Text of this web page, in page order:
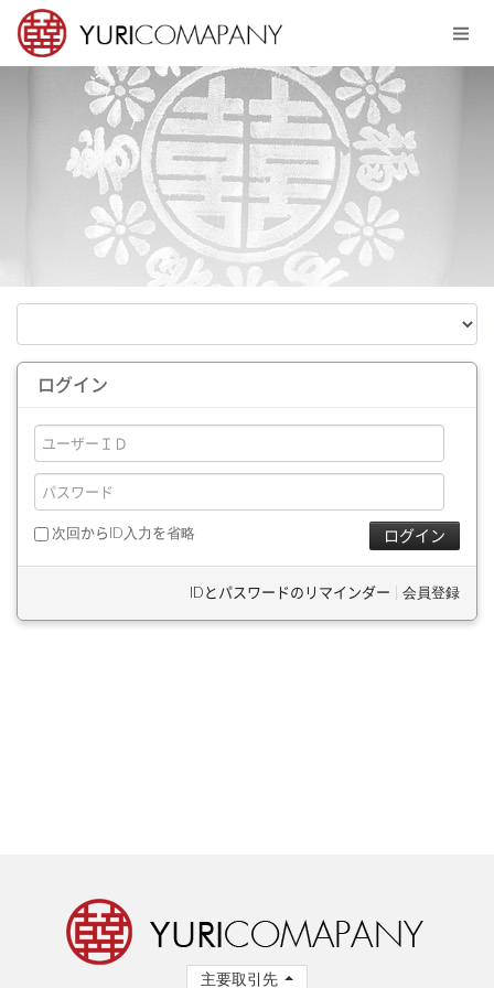
ログイン
次回からID入力を省略
IDとパスワードのリマインダー 会員登録
主要取引先